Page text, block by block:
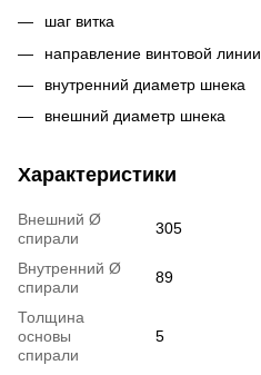
шаг витка
направление винтовой линии
внутренний диаметр шнека
внешний диаметр шнека
Характеристики
Внешний Ø
спирали
305
Внутренний Ø
спирали
89
Толщина
основы
спирали
5